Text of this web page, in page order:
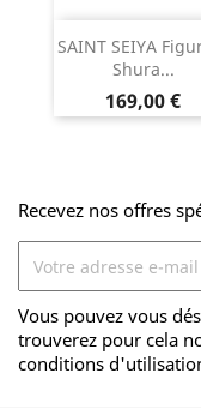
SAINT SEIYA
Shura...
Prix
169,00 €
Recevez nos offres
Vous pouvez vous
trouverez pour cela
conditions